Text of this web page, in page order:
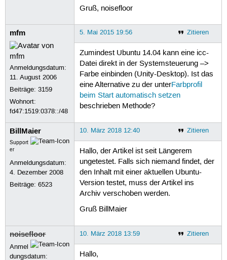
Gruß, noisefloor
mfm
Anmeldungsdatum:
11. August 2006
Beiträge:3159
Wohnort:
fd47:1519:0378::/48
Zitieren
5. Mai 2015 19:56
Zumindest Ubuntu 14.04 kann eine icc-
Datei direkt in der Systemsteuerung –>
Farbe einbinden (Unity-Desktop). Ist das
eine Alternative zu der unterFarbprofil
beim Start automatisch setzen
beschrieben Methode?
BillMaier
Support
er
Anmeldungsdatum:
4. Dezember 2008
Beiträge:6523
Zitieren
10. März 2018 12:40
Hallo, der Artikel ist seit Längerem
ungetestet. Falls sich niemand findet, der
den Inhalt mit einer aktuellen Ubuntu-
Version testet, muss der Artikel ins
Archiv verschoben werden.
Gruß BillMaier
noisefloor
Anmel
dungsdatum:
Zitieren
10. März 2018 13:59
Hallo,